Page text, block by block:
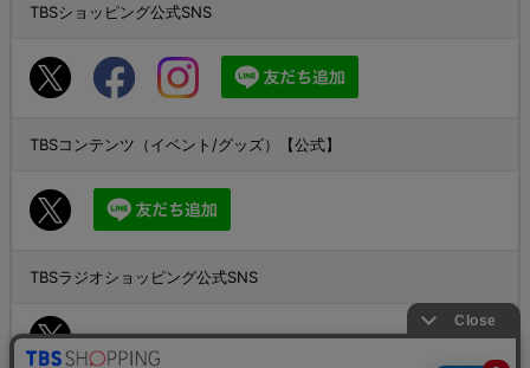
TBSショッピング公式SNS
TBSコンテンツ（イベント/グッズ）【公式】
TBSラジオショッピング公式SNS